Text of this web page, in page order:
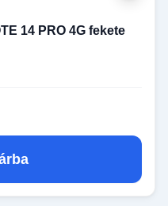
14 PRO 4G fekete